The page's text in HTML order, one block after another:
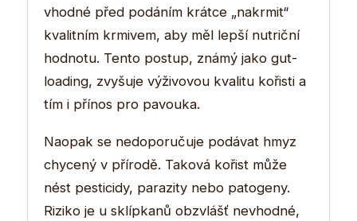
vhodné před podáním krátce „nakrmit“
kvalitním krmivem, aby měl lepší nutriční
hodnotu. Tento postup, známý jako gut-
loading, zvyšuje výživovou kvalitu kořisti a
tím i přínos pro pavouka.
Naopak se nedoporučuje podávat hmyz
chycený v přírodě. Taková kořist může
nést pesticidy, parazity nebo patogeny.
Riziko je u sklípkanů obzvlášť nevhodné,